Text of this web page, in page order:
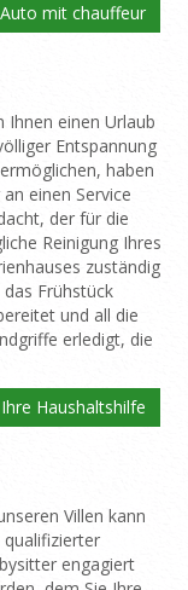
mit chauffeur
Ihnen einen Urlaub
Entspannung
haben
einen Service
der für die
Reinigung Ihres
zuständig
das Frühstück
und all die
erledigt, die
Haushaltshilfe
Villen kann
qualifizierter
engagiert